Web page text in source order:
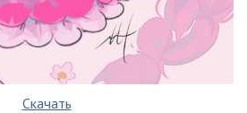
Скачать